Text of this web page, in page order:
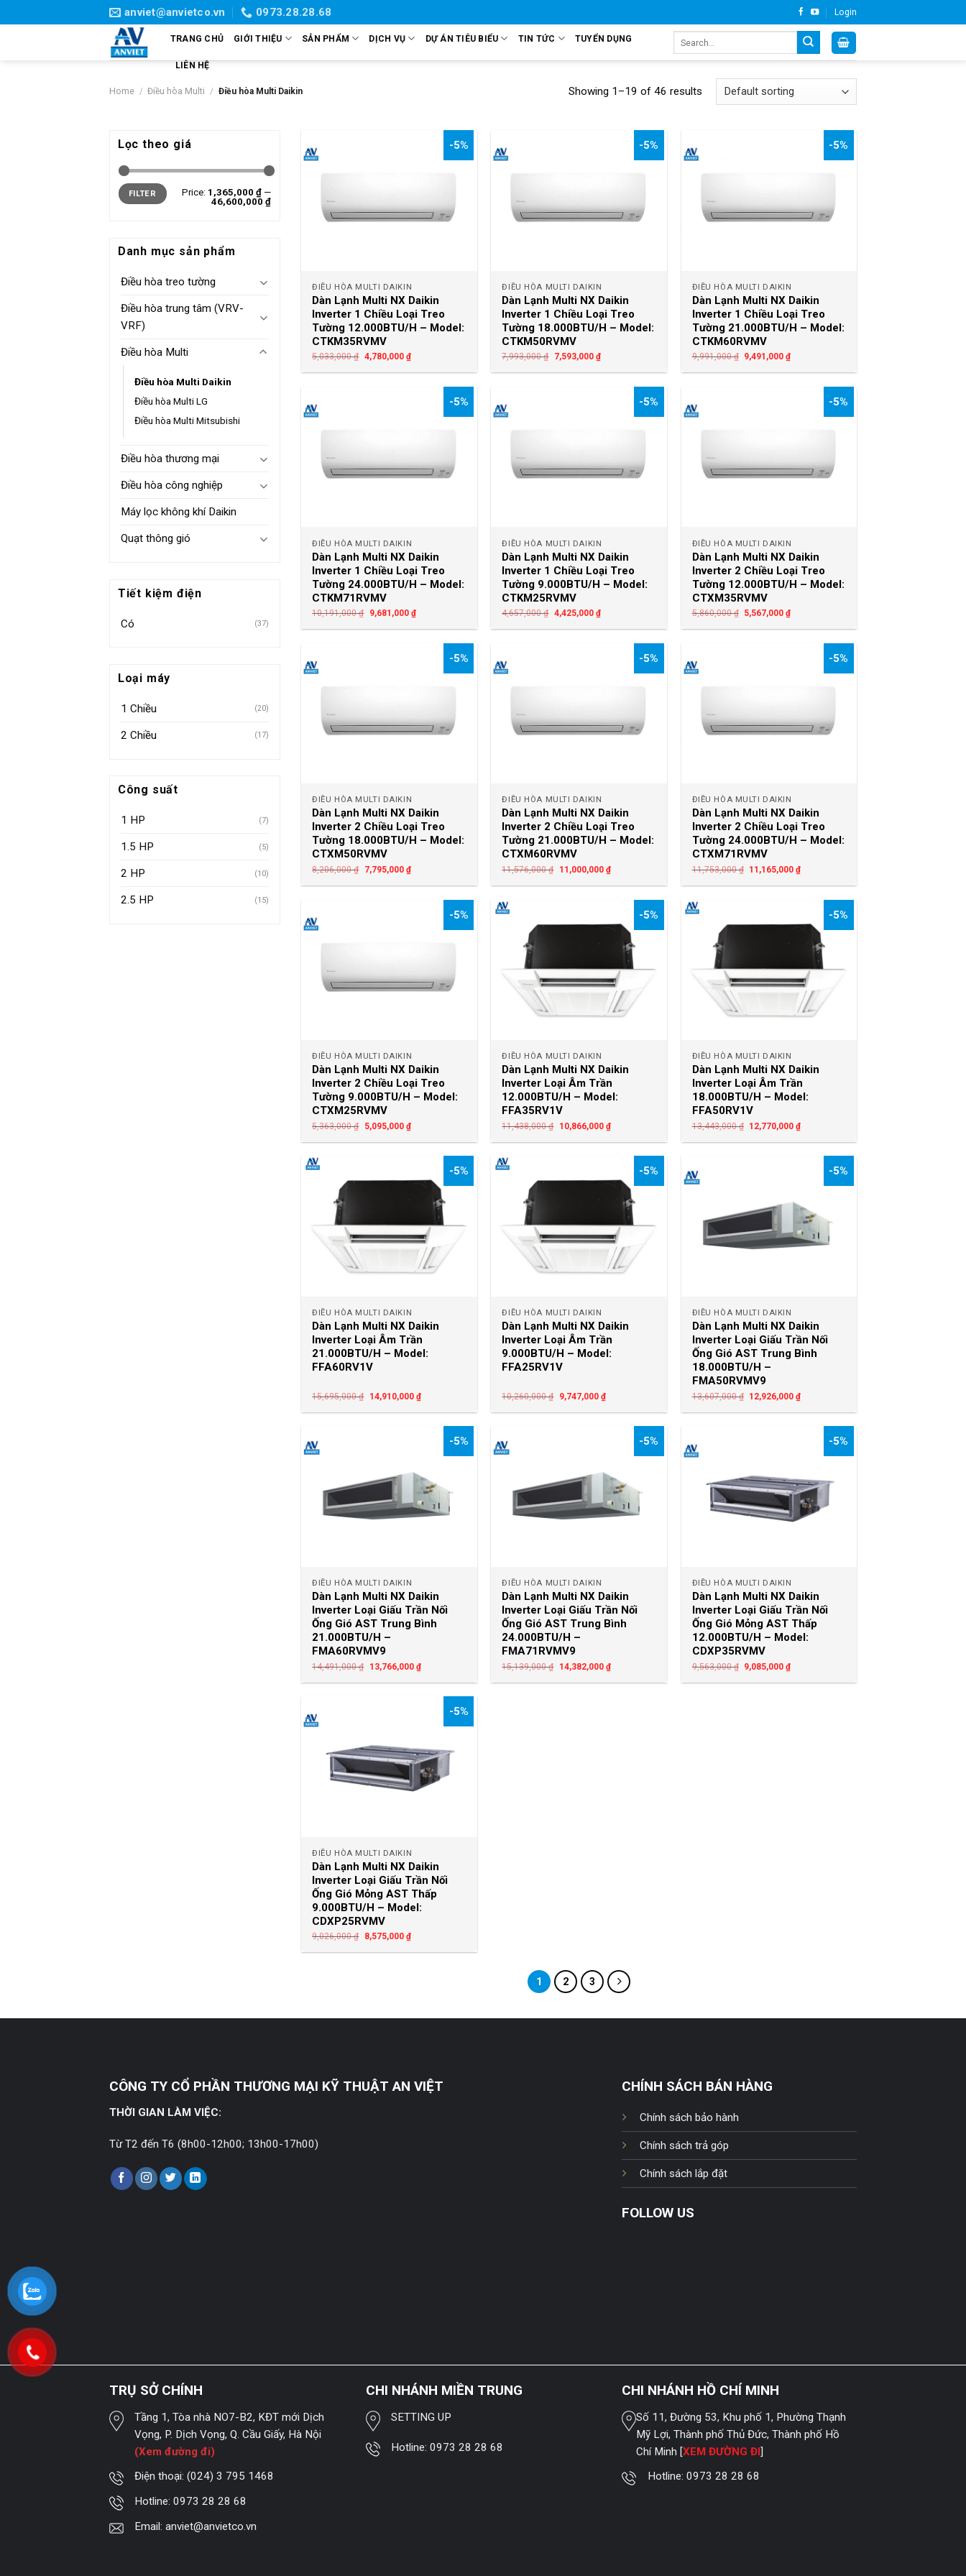
to
anviet@anvietco.vn 0973.28.28.68 Login
TRANG CHỦ GIỚI THIỆU SẢN PHẨM DỊCH VỤ DỰ ÁN TIÊU BIỂU TIN TỨC TUYỂN DỤNG
LIÊN HỆ
Home / Điều hòa Multi / Điều hòa Multi Daikin Showing 1–19 of 46 results
Lọc theo giá
FILTER Price: 1,365,000 ₫—
46,600,000 ₫
Danh mục sản phẩm
Điều hòa treo tường
Điều hòa trung tâm (VRV-
VRF)
Điều hòa Multi
Điều hòa Multi Daikin
Điều hòa Multi LG
Điều hòa Multi Mitsubishi
Điều hòa thương mại
Điều hòa công nghiệp
Máy lọc không khí Daikin
Quạt thông gió
Tiết kiệm điện
Có (37)
Loại máy
1 Chiều (20)
2 Chiều (17)
Công suất
1 HP (7)
1.5 HP (5)
2 HP (10)
2.5 HP (15)
-5%
ĐIỀU HÒA MULTI DAIKIN
Dàn Lạnh Multi NX Daikin
Inverter 1 Chiều Loại Treo
Tường 12.000BTU/H – Model:
CTKM35RVMV
5,033,000₫ 4,780,000 ₫
-5%
ĐIỀU HÒA MULTI DAIKIN
Dàn Lạnh Multi NX Daikin
Inverter 1 Chiều Loại Treo
Tường 18.000BTU/H – Model:
CTKM50RVMV
7,993,000₫ 7,593,000₫
-5%
ĐIỀU HÒA MULTI DAIKIN
Dàn Lạnh Multi NX Daikin
Inverter 1 Chiều Loại Treo
Tường 21.000BTU/H – Model:
CTKM60RVMV
9,991,000₫ 9,491,000₫
-5%
ĐIỀU HÒA MULTI DAIKIN
Dàn Lạnh Multi NX Daikin
Inverter 1 Chiều Loại Treo
Tường 24.000BTU/H – Model:
CTKM71RVMV
10,191,000₫ 9,681,000 ₫
-5%
ĐIỀU HÒA MULTI DAIKIN
Dàn Lạnh Multi NX Daikin
Inverter 1 Chiều Loại Treo
Tường 9.000BTU/H – Model:
CTKM25RVMV
4,657,000₫ 4,425,000₫
-5%
ĐIỀU HÒA MULTI DAIKIN
Dàn Lạnh Multi NX Daikin
Inverter 2 Chiều Loại Treo
Tường 12.000BTU/H – Model:
CTXM35RVMV
5,860,000₫ 5,567,000₫
-5%
ĐIỀU HÒA MULTI DAIKIN
Dàn Lạnh Multi NX Daikin
Inverter 2 Chiều Loại Treo
Tường 18.000BTU/H – Model:
CTXM50RVMV
8,206,000₫ 7,795,000 ₫
-5%
ĐIỀU HÒA MULTI DAIKIN
Dàn Lạnh Multi NX Daikin
Inverter 2 Chiều Loại Treo
Tường 21.000BTU/H – Model:
CTXM60RVMV
11,576,000₫ 11,000,000₫
-5%
ĐIỀU HÒA MULTI DAIKIN
Dàn Lạnh Multi NX Daikin
Inverter 2 Chiều Loại Treo
Tường 24.000BTU/H – Model:
CTXM71RVMV
11,753,000₫ 11,165,000₫
-5%
ĐIỀU HÒA MULTI DAIKIN
Dàn Lạnh Multi NX Daikin
Inverter 2 Chiều Loại Treo
Tường 9.000BTU/H – Model:
CTXM25RVMV
5,363,000₫ 5,095,000 ₫
-5%
ĐIỀU HÒA MULTI DAIKIN
Dàn Lạnh Multi NX Daikin
Inverter Loại Âm Trần
12.000BTU/H – Model:
FFA35RV1V
11,438,000₫ 10,866,000₫
-5%
ĐIỀU HÒA MULTI DAIKIN
Dàn Lạnh Multi NX Daikin
Inverter Loại Âm Trần
18.000BTU/H – Model:
FFA50RV1V
13,443,000₫ 12,770,000₫
-5%
ĐIỀU HÒA MULTI DAIKIN
Dàn Lạnh Multi NX Daikin
Inverter Loại Âm Trần
21.000BTU/H – Model:
FFA60RV1V
15,695,000₫ 14,910,000 ₫
-5%
ĐIỀU HÒA MULTI DAIKIN
Dàn Lạnh Multi NX Daikin
Inverter Loại Âm Trần
9.000BTU/H – Model:
FFA25RV1V
10,260,000₫ 9,747,000₫
-5%
ĐIỀU HÒA MULTI DAIKIN
Dàn Lạnh Multi NX Daikin
Inverter Loại Giấu Trần Nối
Ống Gió AST Trung Bình
18.000BTU/H –
FMA50RVMV9
13,607,000₫ 12,926,000₫
-5%
ĐIỀU HÒA MULTI DAIKIN
Dàn Lạnh Multi NX Daikin
Inverter Loại Giấu Trần Nối
Ống Gió AST Trung Bình
21.000BTU/H –
FMA60RVMV9
14,491,000₫ 13,766,000 ₫
-5%
ĐIỀU HÒA MULTI DAIKIN
Dàn Lạnh Multi NX Daikin
Inverter Loại Giấu Trần Nối
Ống Gió AST Trung Bình
24.000BTU/H –
FMA71RVMV9
15,139,000₫ 14,382,000₫
-5%
ĐIỀU HÒA MULTI DAIKIN
Dàn Lạnh Multi NX Daikin
Inverter Loại Giấu Trần Nối
Ống Gió Mỏng AST Thấp
12.000BTU/H – Model:
CDXP35RVMV
9,563,000₫ 9,085,000₫
-5%
ĐIỀU HÒA MULTI DAIKIN
Dàn Lạnh Multi NX Daikin
Inverter Loại Giấu Trần Nối
Ống Gió Mỏng AST Thấp
9.000BTU/H – Model:
CDXP25RVMV
9,026,000₫ 8,575,000 ₫
1 2 3
CÔNG TY CỔ PHẦN THƯƠNG MẠI KỸ THUẬT AN VIỆT
THỜI GIAN LÀM VIỆC:
Từ T2 đến T6 (8h00-12h00; 13h00-17h00)
CHÍNH SÁCH BÁN HÀNG
Chính sách bảo hành
Chính sách trả góp
Chính sách lắp đặt
FOLLOW US
TRỤ SỞ CHÍNH
Tầng 1, Tòa nhà NO7-B2, KĐT mới Dịch
Vọng, P. Dịch Vọng, Q. Cầu Giấy, Hà Nội
(Xem đường đi)
Điện thoại:(024) 3 795 1468
Hotline:0973 28 28 68
Email:anviet@anvietco.vn
CHI NHÁNH MIỀN TRUNG
SETTING UP
Hotline: 0973 28 28 68
CHI NHÁNH HỒ CHÍ MINH
Số 11, Đường 53, Khu phố 1, Phường Thạnh
Mỹ Lợi, Thành phố Thủ Đức, Thành phố Hồ
Chí Minh [XEM ĐƯỜNG ĐI
Hotline: 0973 28 28 68